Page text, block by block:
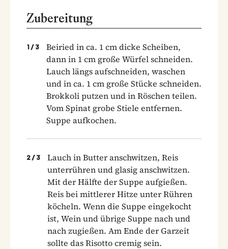
Zubereitung
1 / 3
Beiried in ca. 1 cm dicke Scheiben,
dann in 1 cm große Würfel schneiden.
Lauch längs aufschneiden, waschen
und in ca. 1 cm große Stücke schneiden.
Brokkoli putzen und in Röschen teilen.
Vom Spinat grobe Stiele entfernen.
Suppe aufkochen.
2 / 3
Lauch in Butter anschwitzen, Reis
unterrühren und glasig anschwitzen.
Mit der Hälfte der Suppe aufgießen.
Reis bei mittlerer Hitze unter Rühren
köcheln. Wenn die Suppe eingekocht
ist, Wein und übrige Suppe nach und
nach zugießen. Am Ende der Garzeit
sollte das Risotto cremig sein.